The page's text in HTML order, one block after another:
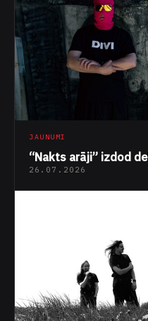
JAUNUMI
“Nakts arāji” izdod
26.07.2026